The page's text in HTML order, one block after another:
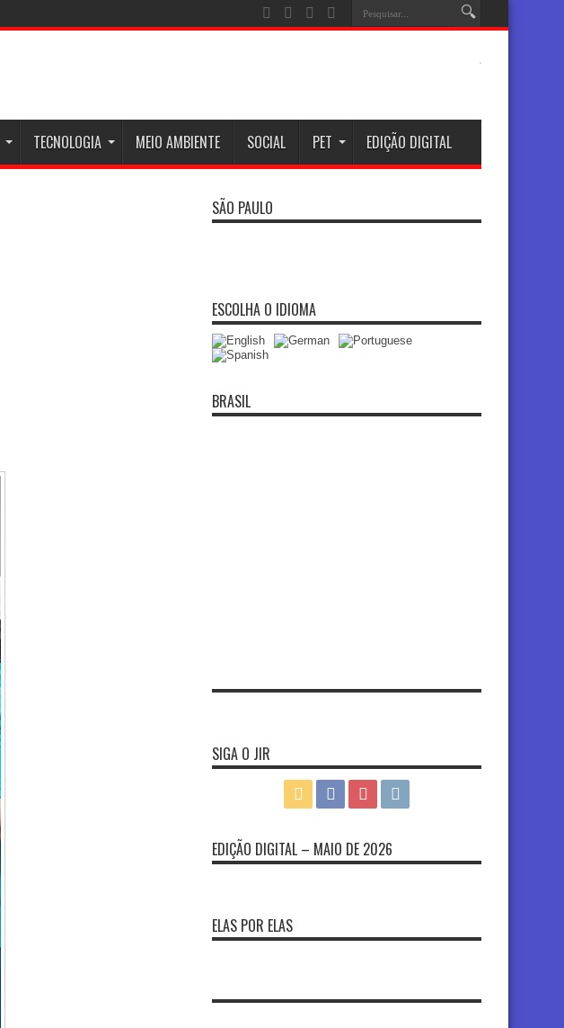
TECNOLOGIA MEIO AMBIENTE SOCIAL PET EDIÇÃO DIGITAL
SÃO PAULO
ESCOLHA O IDIOMA
BRASIL
SIGA O JIR
EDIÇÃO DIGITAL – MAIO DE 2026
ELAS POR ELAS